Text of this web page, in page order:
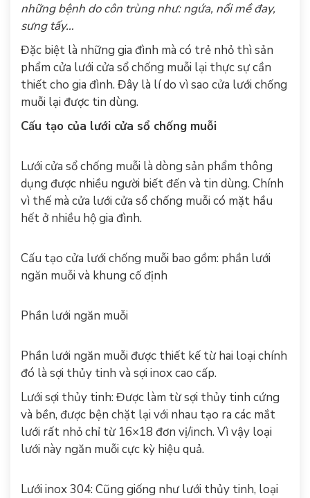
những bệnh do côn trùng như: ngứa, nổi mề đay,
sưng tấy…
Đặc biệt là những gia đình mà có trẻ nhỏ thì sản
phẩm cửa lưới cửa sổ chống muỗi lại thực sự cần
thiết cho gia đình. Đây là lí do vì sao cửa lưới chống
muỗi lại được tin dùng.
Cấu tạo của lưới cửa sổ chống muỗi
Lưới cửa sổ chống muỗi là dòng sản phẩm thông
dụng được nhiều người biết đến và tin dùng. Chính
vì thế mà cửa lưới cửa sổ chống muỗi có mặt hầu
hết ở nhiều hộ gia đình.
Cấu tạo cửa lưới chống muỗi bao gồm: phần lưới
ngăn muỗi và khung cố định
Phần lưới ngăn muỗi
Phần lưới ngăn muỗi được thiết kế từ hai loại chính
đó là sợi thủy tinh và sợi inox cao cấp.
Lưới sợi thủy tinh: Được làm từ sợi thủy tinh cứng
và bền, được bện chặt lại với nhau tạo ra các mắt
lưới rất nhỏ chỉ từ 16×18 đơn vị/inch. Vì vậy loại
lưới này ngăn muỗi cực kỳ hiệu quả.
Lưới inox 304: Cũng giống như lưới thủy tinh, loại